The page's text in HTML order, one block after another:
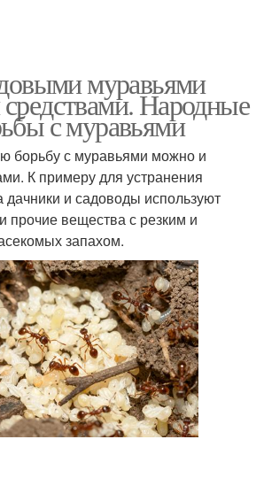
муравьями
Народные
с муравьями
борьбу с муравьями можно и
К примеру для устранения
дачники и садоводы используют
прочие вещества с резким и
запахом.